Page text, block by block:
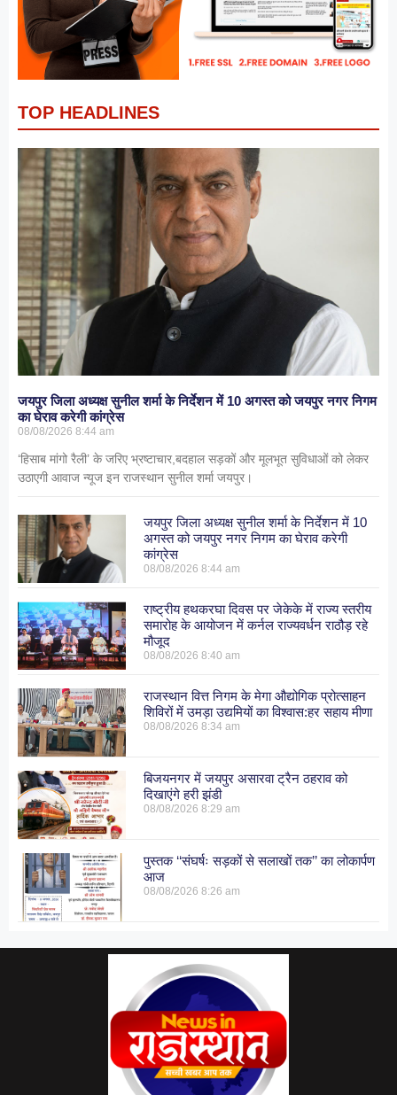
TOP HEADLINES
जयपुर जिला अध्यक्ष सुनील शर्मा के निर्देशन में 10 अगस्त को जयपुर नगर निगम
का घेराव करेगी कांग्रेस
08/08/2026 8:44 am
‘हिसाब मांगो रैली’ के जरिए भ्रष्टाचार,बदहाल सड़कों और मूलभूत सुविधाओं को लेकर
उठाएगी आवाज न्यूज इन राजस्थान सुनील शर्मा जयपुर।
जयपुर जिला अध्यक्ष सुनील शर्मा के निर्देशन में 10
अगस्त को जयपुर नगर निगम का घेराव करेगी
कांग्रेस
08/08/20268:44 am
राष्ट्रीय हथकरघा दिवस पर जेकेके में राज्य स्तरीय
समारोह के आयोजन में कर्नल राज्यवर्धन राठौड़ रहे
मौजूद
08/08/20268:40 am
राजस्थान वित्त निगम के मेगा औद्योगिक प्रोत्साहन
शिविरों में उमड़ा उद्यमियों का विश्वास:हर सहाय मीणा
08/08/20268:34 am
बिजयनगर में जयपुर असारवा ट्रैन ठहराव को
दिखाएंगे हरी झंडी
08/08/20268:29 am
पुस्तक ‘‘संघर्षः सड़कों से सलाखों तक’’ का लोकार्पण
आज
08/08/20268:26 am